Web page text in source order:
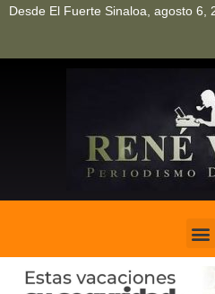
Desde El Fuerte Sinaloa, agosto 6,